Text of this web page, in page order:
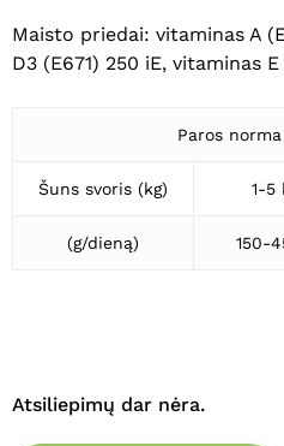
Maisto priedai: vitaminas A
D3 (E671) 250 iE, vitaminas E
Paros
Šuns svoris (kg) 1-5
(g/dieną) 150-
Atsiliepimų dar nėra.